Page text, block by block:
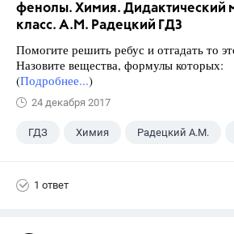
фенолы. Химия. Дидактический
класс. А.М. Радецкий ГДЗ
Помогите решить ребус и отгадать то
Назовите вещества, формулы которых:
(Подробнее...)
24 декабря 2017
ГДЗ Химия Радецкий А.М.
1 ответ